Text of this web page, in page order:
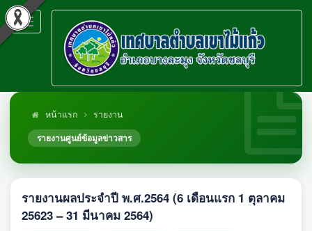
Toggle
navigation
หน้าแรก
รายงาน
รายงานศูนย์ข้อมูลข่าวสาร
รายงานผลประจำปี พ.ศ.2564 (6 เดือนแรก 1 ตุลาคม
25623 – 31 มีนาคม 2564)